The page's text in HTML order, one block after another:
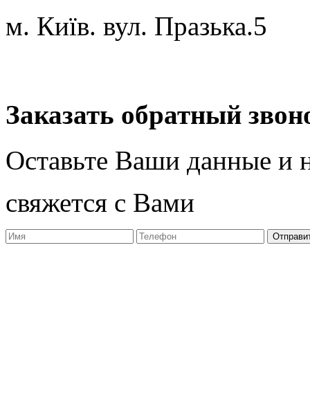
м. Київ. вул. Празька.5
Заказать обратный
Оставьте Ваши данные и
свяжется с Вами